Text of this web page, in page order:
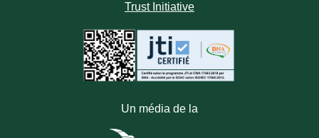
Trust Initiative
Un média de la